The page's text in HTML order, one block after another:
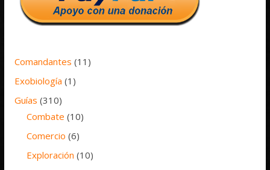
Comandantes (11)
Exobiología (1)
Guías (310)
Combate (10)
Comercio (6)
Exploración (10)